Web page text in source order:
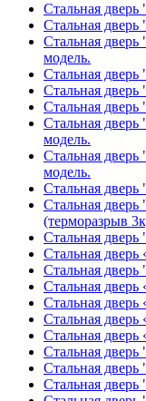
Стальная дверь
Стальная дверь
Стальная дверь
модель.
Стальная дверь
Стальная
Стальная дверь
Стальная дверь
модель.
Стальная дверь
модель.
Стальная дверь
Стальная
(терморазрыв
Стальная дверь
Стальная дверь
Стальная дверь
Стальная дверь
Стальная дверь
Стальная дверь
Стальная дверь
Стальная дверь
Стальная дверь
Стальная дверь